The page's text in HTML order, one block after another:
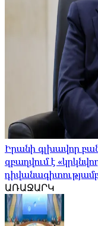
Իրանի գլխավոր
զբաղվում է
ԱՌԱՋԱՐԿ